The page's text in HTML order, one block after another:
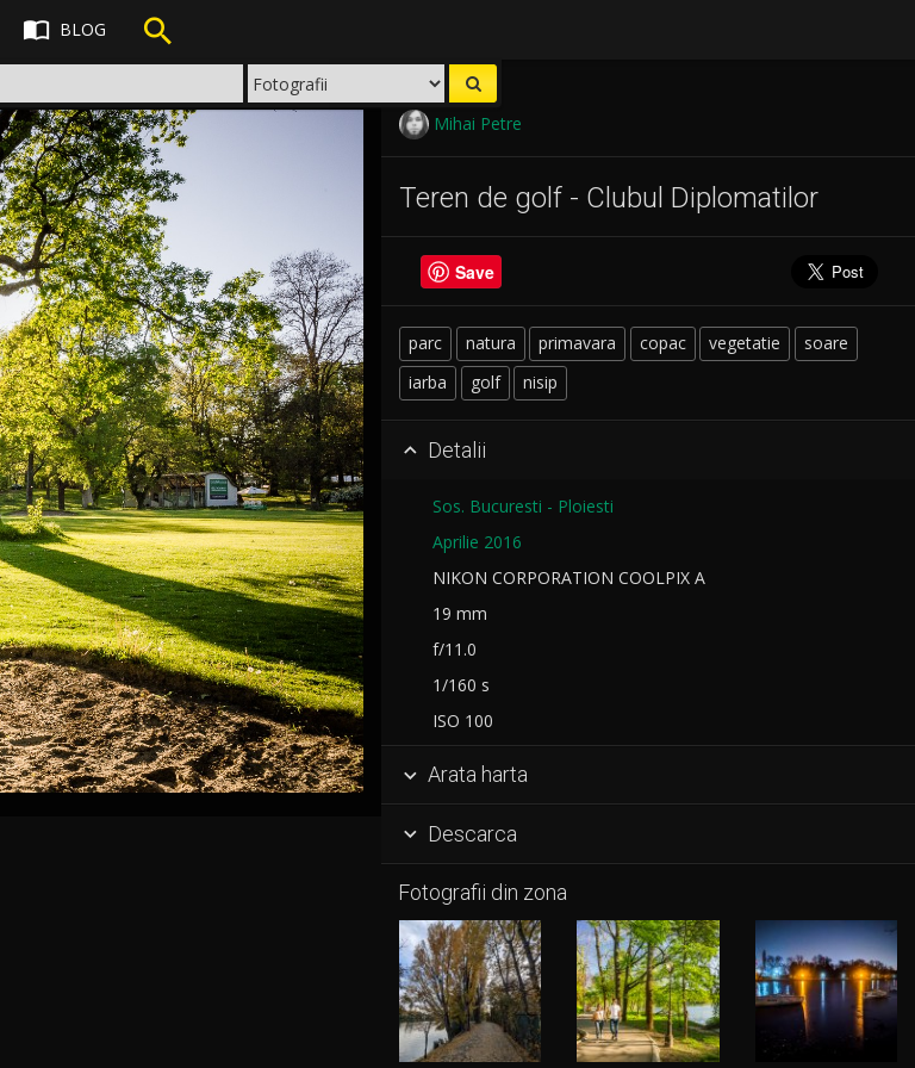
 BLOG 
Mihai Petre
Teren de golf - Clubul Diplomatilor
Save
parc natura primavara copac vegetatie
soare
iarba
golf nisip
 Detalii
Sos. Bucuresti - Ploiesti
Aprilie 2016
NIKON CORPORATION COOLPIX A
19 mm
f/11.0
1/160 s
ISO 100
 Arata harta
 Descarca
Fotografii din zona